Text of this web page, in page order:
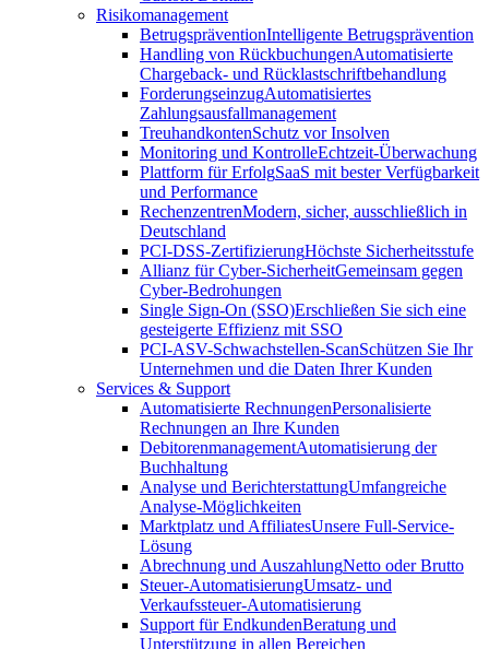
Risikomanagement
BetrugspräventionIntelligente Betrugsprävention
Handling von RückbuchungenAutomatisierte
Chargeback- und Rücklastschriftbehandlung
ForderungseinzugAutomatisiertes
Zahlungsausfallmanagement
TreuhandkontenSchutz vor Insolven
Monitoring und KontrolleEchtzeit-Überwachung
Plattform für ErfolgSaaS mit bester Verfügbarkeit
und Performance
RechenzentrenModern, sicher, ausschließlich in
Deutschland
PCI-DSS-ZertifizierungHöchste Sicherheitsstufe
Allianz für Cyber-SicherheitGemeinsam gegen
Cyber-Bedrohungen
Single Sign-On (SSO)Erschließen Sie sich eine
gesteigerte Effizienz mit SSO
PCI-ASV-Schwachstellen-ScanSchützen Sie Ihr
Unternehmen und die Daten Ihrer Kunden
Services & Support
Automatisierte RechnungenPersonalisierte
Rechnungen an Ihre Kunden
DebitorenmanagementAutomatisierung der
Buchhaltung
Analyse und BerichterstattungUmfangreiche
Analyse-Möglichkeiten
Marktplatz und AffiliatesUnsere Full-Service-
Lösung
Abrechnung und AuszahlungNetto oder Brutto
Steuer-AutomatisierungUmsatz- und
Verkaufssteuer-Automatisierung
Support für EndkundenBeratung und
Unterstützung in allen Bereichen